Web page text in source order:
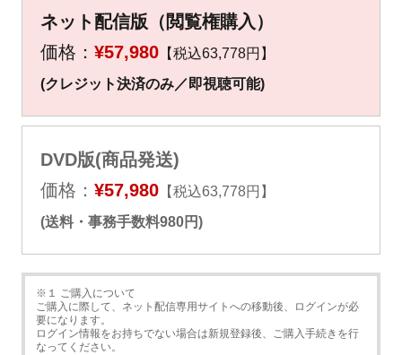
ネット配信版（閲覧権購入）
価格： ¥57,980【税込63,778円】
(クレジット決済のみ／即視聴可能)
DVD版(商品発送)
価格： ¥57,980【税込63,778円】
(送料・事務手数料980円)
※１ ご購入について
ご購入に際して、ネット配信専用サイトへの移動後、ログインが必
要になります。
ログイン情報をお持ちでない場合は新規登録後、ご購入手続きを行
なってください。